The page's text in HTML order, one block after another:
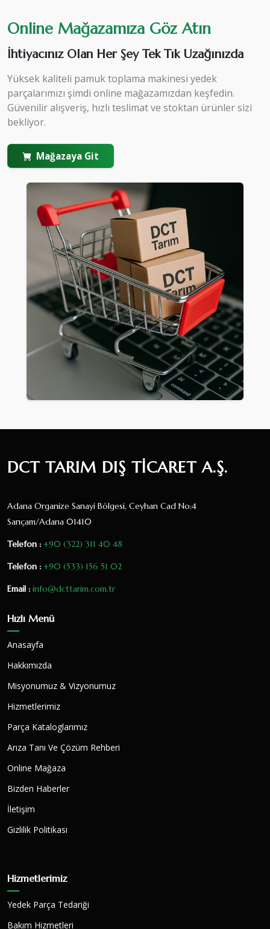
Online Mağazamıza Göz Atın
İhtiyacınız Olan Her Şey Tek Tık Uzağınızda
Yüksek kaliteli pamuk toplama makinesi yedek
parçalarımızı şimdi online mağazamızdan keşfedin.
Güvenilir alışveriş, hızlı teslimat ve stoktan ürünler sizi
bekliyor.
Mağazaya Git
DCT TARIM DIŞ TİCARET A.Ş.
Adana Organize Sanayi Bölgesi, Ceyhan Cad No:4
Sarıçam/Adana 01410
Telefon : +90 (322) 311 40 48
Telefon : +90 (533) 156 51 02
Email : info@dcttarim.com.tr
Hızlı Menü
Anasayfa
Hakkımızda
Misyonumuz & Vizyonumuz
Hizmetlerimiz
Parça Kataloglarımız
Arıza Tanı Ve Çözüm Rehberi
Online Mağaza
Bizden Haberler
İletişim
Gizlilik Politikası
Hizmetlerimiz
Yedek Parça Tedariği
Bakım Hizmetleri